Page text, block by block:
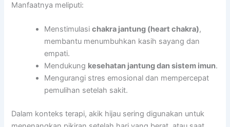
Manfaatnya meliputi:
Menstimulasichakra jantung (heart chakra),
membantu menumbuhkan kasih sayang dan
empati.
Mendukung kesehatan jantung dan sistem imun.
Mengurangi stres emosional dan mempercepat
pemulihan setelah sakit.
Dalam konteks terapi, akik hijau sering digunakan untuk